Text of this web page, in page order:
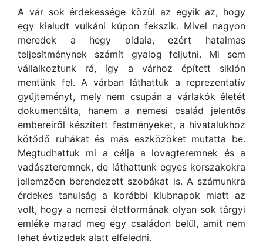
A vár sok érdekessége közül az egyik az, hogy
egy kialudt vulkáni kúpon fekszik. Mivel nagyon
meredek a hegy oldala, ezért hatalmas
teljesítménynek számít gyalog feljutni. Mi sem
vállalkoztunk rá, így a várhoz épített siklón
mentünk fel. A várban láthattuk a reprezentatív
gyűjteményt, mely nem csupán a várlakók életét
dokumentálta, hanem a nemesi család jelentős
embereiről készített festményeket, a hivatalukhoz
kötődő ruhákat és más eszközöket mutatta be.
Megtudhattuk mi a célja a lovagteremnek és a
vadászteremnek, de láthattunk egyes korszakokra
jellemzően berendezett szobákat is. A számunkra
érdekes tanulság a korábbi klubnapok miatt az
volt, hogy a nemesi életformának olyan sok tárgyi
emléke marad meg egy családon belül, amit nem
lehet évtizedek alatt elfeledni.